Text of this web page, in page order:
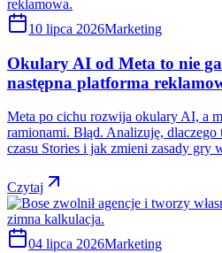
10 lipca 2026Marketing
Okulary AI od Meta to nie
następna platforma
Meta po cichu rozwija okulary AI, a
ramionami. Błąd. Analizuję,
czasu Stories i jak zmieni zasady gry
Czytaj
04 lipca 2026Marketing